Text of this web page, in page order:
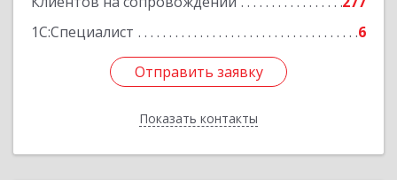
1С:Специалист
6
Отправить заявку
Показать контакты
Отправить заявку
Назад